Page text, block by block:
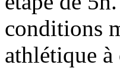
conditions
athlétique